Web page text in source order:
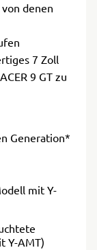
denen
7 Zoll
9 GT zu
Generation*
mit Y-
Y-AMT)